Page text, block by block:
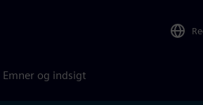
Emner og indsigt